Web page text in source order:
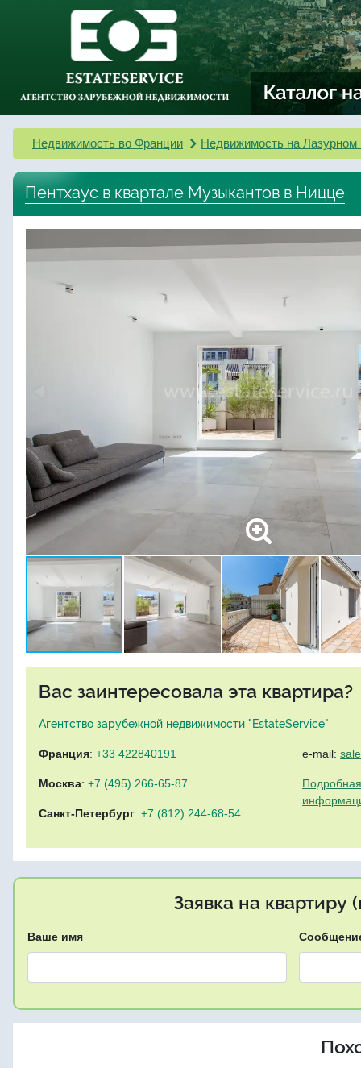
Недвижимость во Франции Недвижимость на Лазурном
Пентхаус в квартале Музыкантов в Ницце
Вас заинтересовала эта квартира?
Агентство зарубежной недвижимости "EstateService"
Франция: +33 422840191
Москва: +7 (495) 266-65-87
Санкт-Петербург: +7 (812) 244-68-54
e-mail:
Заявка на квартиру
Ваше имя